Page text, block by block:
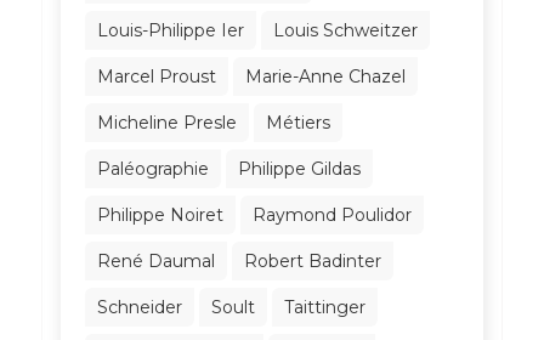
Louis-Philippe Ier Louis Schweitzer
Marcel Proust Marie-Anne Chazel
Micheline Presle Métiers
Paléographie Philippe Gildas
Philippe Noiret Raymond Poulidor
René Daumal Robert Badinter
Schneider Soult Taittinger